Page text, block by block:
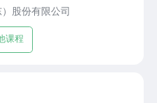
股份有限公司
课程